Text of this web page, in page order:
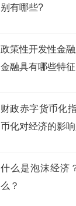
别有哪些?
政策性开发性金
金融具有哪些特征
财政赤字货币化
币化对经济的影
什么是泡沫经济
么？